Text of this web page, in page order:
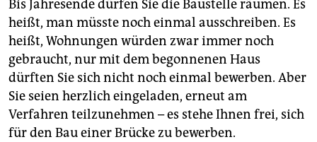
Bis Jahresende dürfen Sie die Baustelle räumen. Es
heißt, man müsste noch einmal ausschreiben. Es
heißt, Wohnungen würden zwar immer noch
gebraucht, nur mit dem begonnenen Haus
dürften Sie sich nicht noch einmal bewerben. Aber
Sie seien herzlich eingeladen, erneut am
Verfahren teilzunehmen – es stehe Ihnen frei, sich
für den Bau einer Brücke zu bewerben.